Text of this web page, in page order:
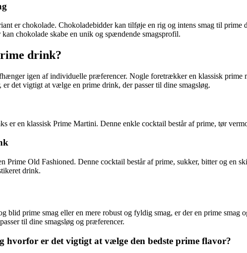
er chokolade. Chokoladebidder kan tilføje en rig og intens smag til
chokolade skabe en unik og spændende smagsprofil.
drink?
igen af individuelle præferencer. Nogle foretrækker en klassisk
det vigtigt at vælge en prime drink, der passer til dine smagsløg.
er en klassisk Prime Martini. Denne enkle cocktail består af prime, tør
Prime Old Fashioned. Denne cocktail består af prime, sukker, bitter og en
drink.
blid prime smag eller en mere robust og fyldig smag, er der en prime
til dine smagsløg og præferencer.
hvorfor er det vigtigt at vælge den bedste prime flavor?